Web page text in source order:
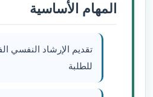
المهام الأساسية
تقديم الإرشاد النفسي
للطلبة